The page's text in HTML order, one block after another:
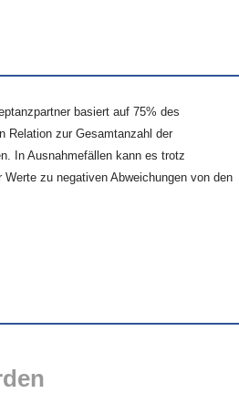
basiert auf 75% des
Relation zur Gesamtanzahl der
In Ausnahmefällen kann es trotz
Werte zu negativen Abweichungen von den